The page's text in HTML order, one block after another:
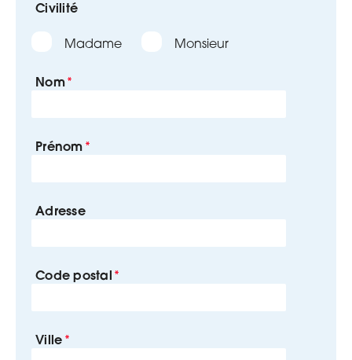
Civilité
Madame Monsieur
Nom
Prénom
Adresse
Code postal
Ville